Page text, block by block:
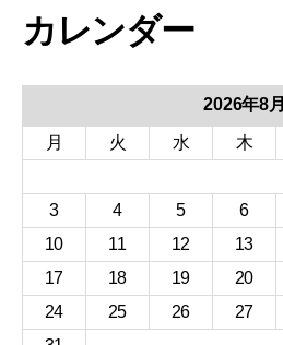
カレンダー
2026年8月
月 火 水 木
3
4 5 6
10
11 12 13
17
18 19 20
24
25 26 27